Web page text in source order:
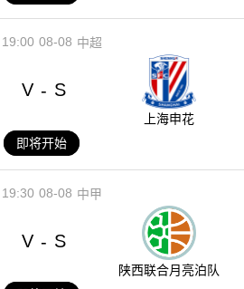
08-08
19:00 中超
V - S
上海申花
即将开始
08-08
19:30 中甲
V - S
陕西联合月亮泊队